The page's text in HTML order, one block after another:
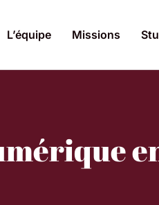
L’équipe Missions